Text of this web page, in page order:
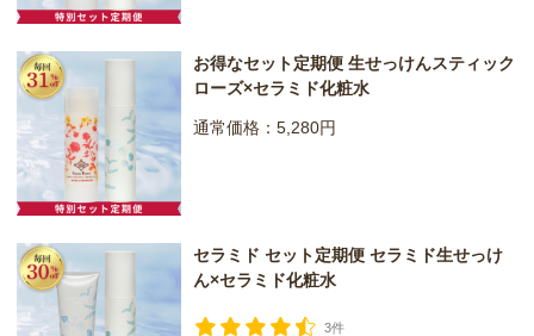
お得なセット定期便 生せっけんスティック
ローズ×セラミド化粧水
通常価格：5,280円
セラミド セット定期便 セラミド生せっけ
ん×セラミド化粧水
3件